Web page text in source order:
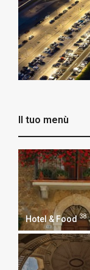
Il tuo menù
Hotel & Food 38